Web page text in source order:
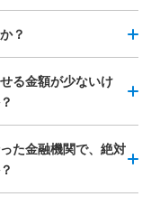
？
る金額が少ないけ
た金融機関で、絶対